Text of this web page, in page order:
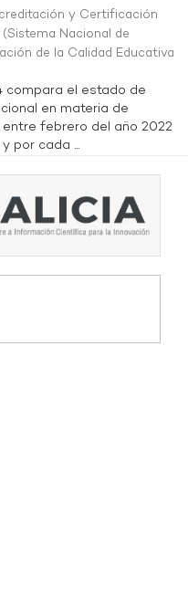
y Certificación
(Sistema Nacional de
de la Calidad Educativa
compara el estado de
en materia de
febrero del año 2022
por cada ...